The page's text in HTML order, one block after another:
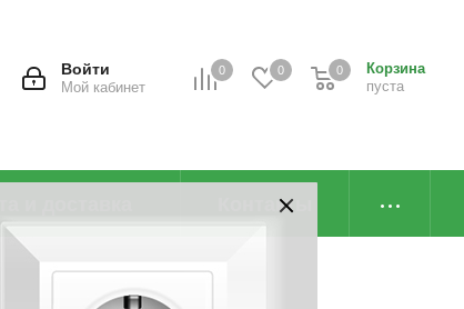
0 0
Корзина
пуста
0
Войти
Мой кабинет
Контакты